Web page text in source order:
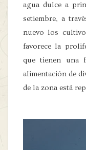
agua dulce a
setiembre, a
nuevo los
favorece la
que tienen una
alimentación de
de la zona está